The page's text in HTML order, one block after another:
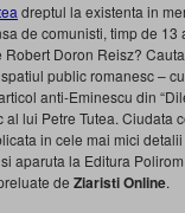
dreptul la existenta in
de comunisti, timp de 13
Doron Reisz?
public romanesc –
anti-Eminescu din
lui Petre Tutea. Ciudata
in cele mai mici
aparuta la Editura
de Ziaristi Online.